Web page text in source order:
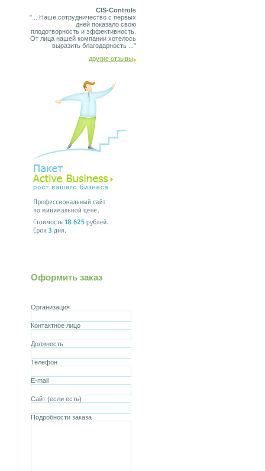
CIS-Controls
"... Наше сотрудничество с первых
дней показало свою
плодотворность и эффективность.
От лица нашей компании хотелось
выразить благодарность ..."
другие отзывы
Оформить заказ
Организация
Контактное лицо
Должность
Телефон
E-mail
Сайт (если есть)
Подробности заказа